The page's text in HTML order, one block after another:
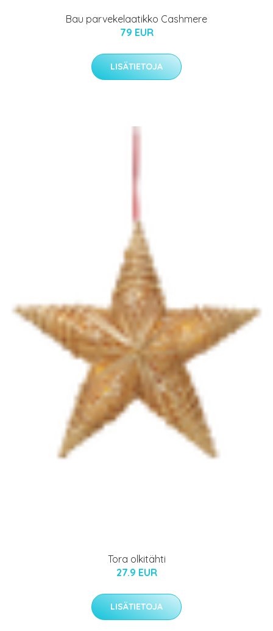
Bau parvekelaatikko Cashmere
79 EUR
LISÄTIETOJA
Tora olkitähti
27.9 EUR
LISÄTIETOJA